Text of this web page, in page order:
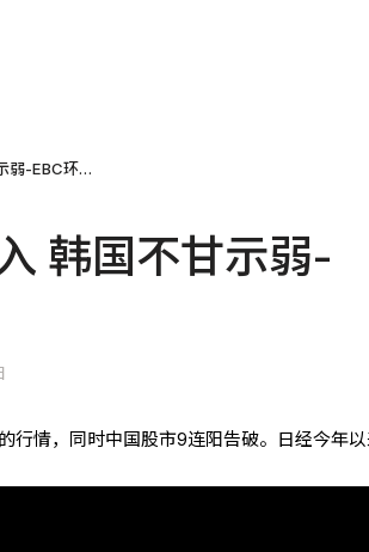
中日股市争夺资金流入 韩国不甘示弱-EBC环球焦点
韩国不甘示弱-
行情，同时中国股市9连阳告破。日经今年